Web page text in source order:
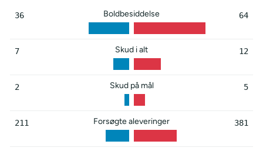
36 Boldbesiddelse 64
7 Skud i alt 12
2 Skud på mål 5
211 Forsøgte aleveringer 381